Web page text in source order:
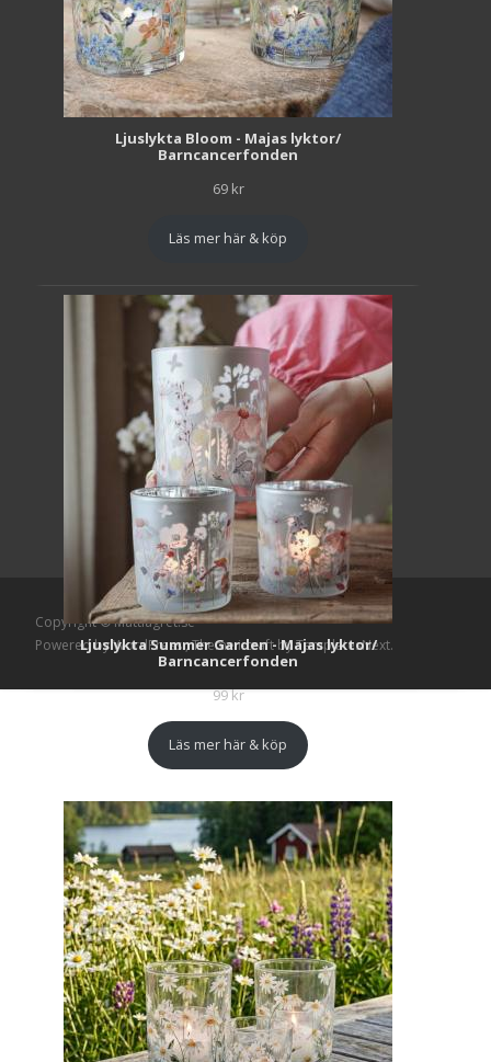
Ljuslykta Bloom - Majas lyktor/
Barncancerfonden
69 kr
Läs mer här & köp
Ljuslykta Summer Garden - Majas lyktor/
Barncancerfonden
99kr
Läs mer här & köp
Copyright © Mattlagret.se
Powered by WordPress, Themei-craftby TemplatesNext.